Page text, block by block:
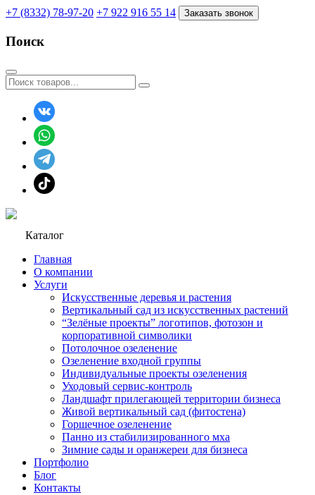
+7 (8332) 78-97-20 +7 922 916 55 14 Заказать звонок
Поиск
Каталог
Главная
О компании
Услуги
Искусственные деревья и растения
Вертикальный сад из искусственных растений
“Зелёные проекты” логотипов, фотозон и
корпоративной символики
Потолочное озеленение
Озеленение входной группы
Индивидуальные проекты озеленения
Уходовый сервис-контроль
Ландшафт прилегающей территории бизнеса
Живой вертикальный сад (фитостена)
Горшечное озеленение
Панно из стабилизированного мха
Зимние сады и оранжереи для бизнеса
Портфолио
Блог
Контакты